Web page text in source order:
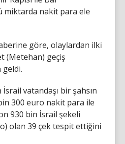
miktarda nakit para ele
göre, olaylardan ilki
(Metehan) geçiş
geldi.
vatandaşı bir şahsın
300 euro nakit para ile
930 bin İsrail şekeli
olan 39 çek tespit ettiğini